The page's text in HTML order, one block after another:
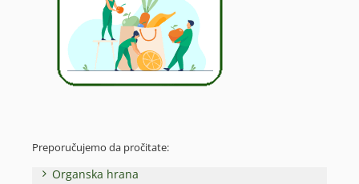
Preporučujemo da pročitate:
Organska hrana